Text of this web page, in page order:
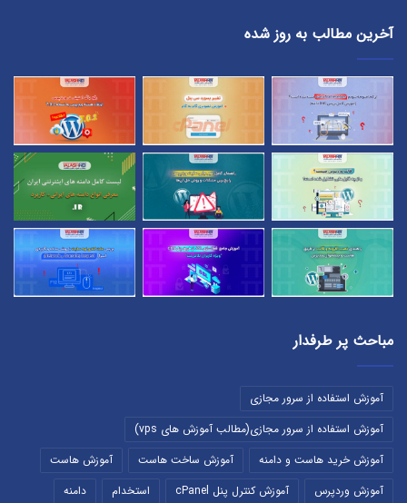
آخرین مطالب به روز شده
مباحث پر طرفدار
آموزش استفاده از سرور مجازی
آموزش استفاده از سرور مجازی(مطالب آموزش های vps)
آموزش خرید هاست و دامنه
آموزش ساخت هاست
آموزش هاست
آموزش وردپرس
آموزش کنترل پنل cPanel استخدام دامنه